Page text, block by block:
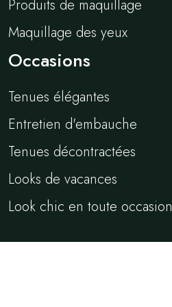
Produits de maquillage
Maquillage des yeux
Occasions
Tenues élégantes
Entretien d'embauche
Tenues décontractées
Looks de vacances
Look chic en toute occasion